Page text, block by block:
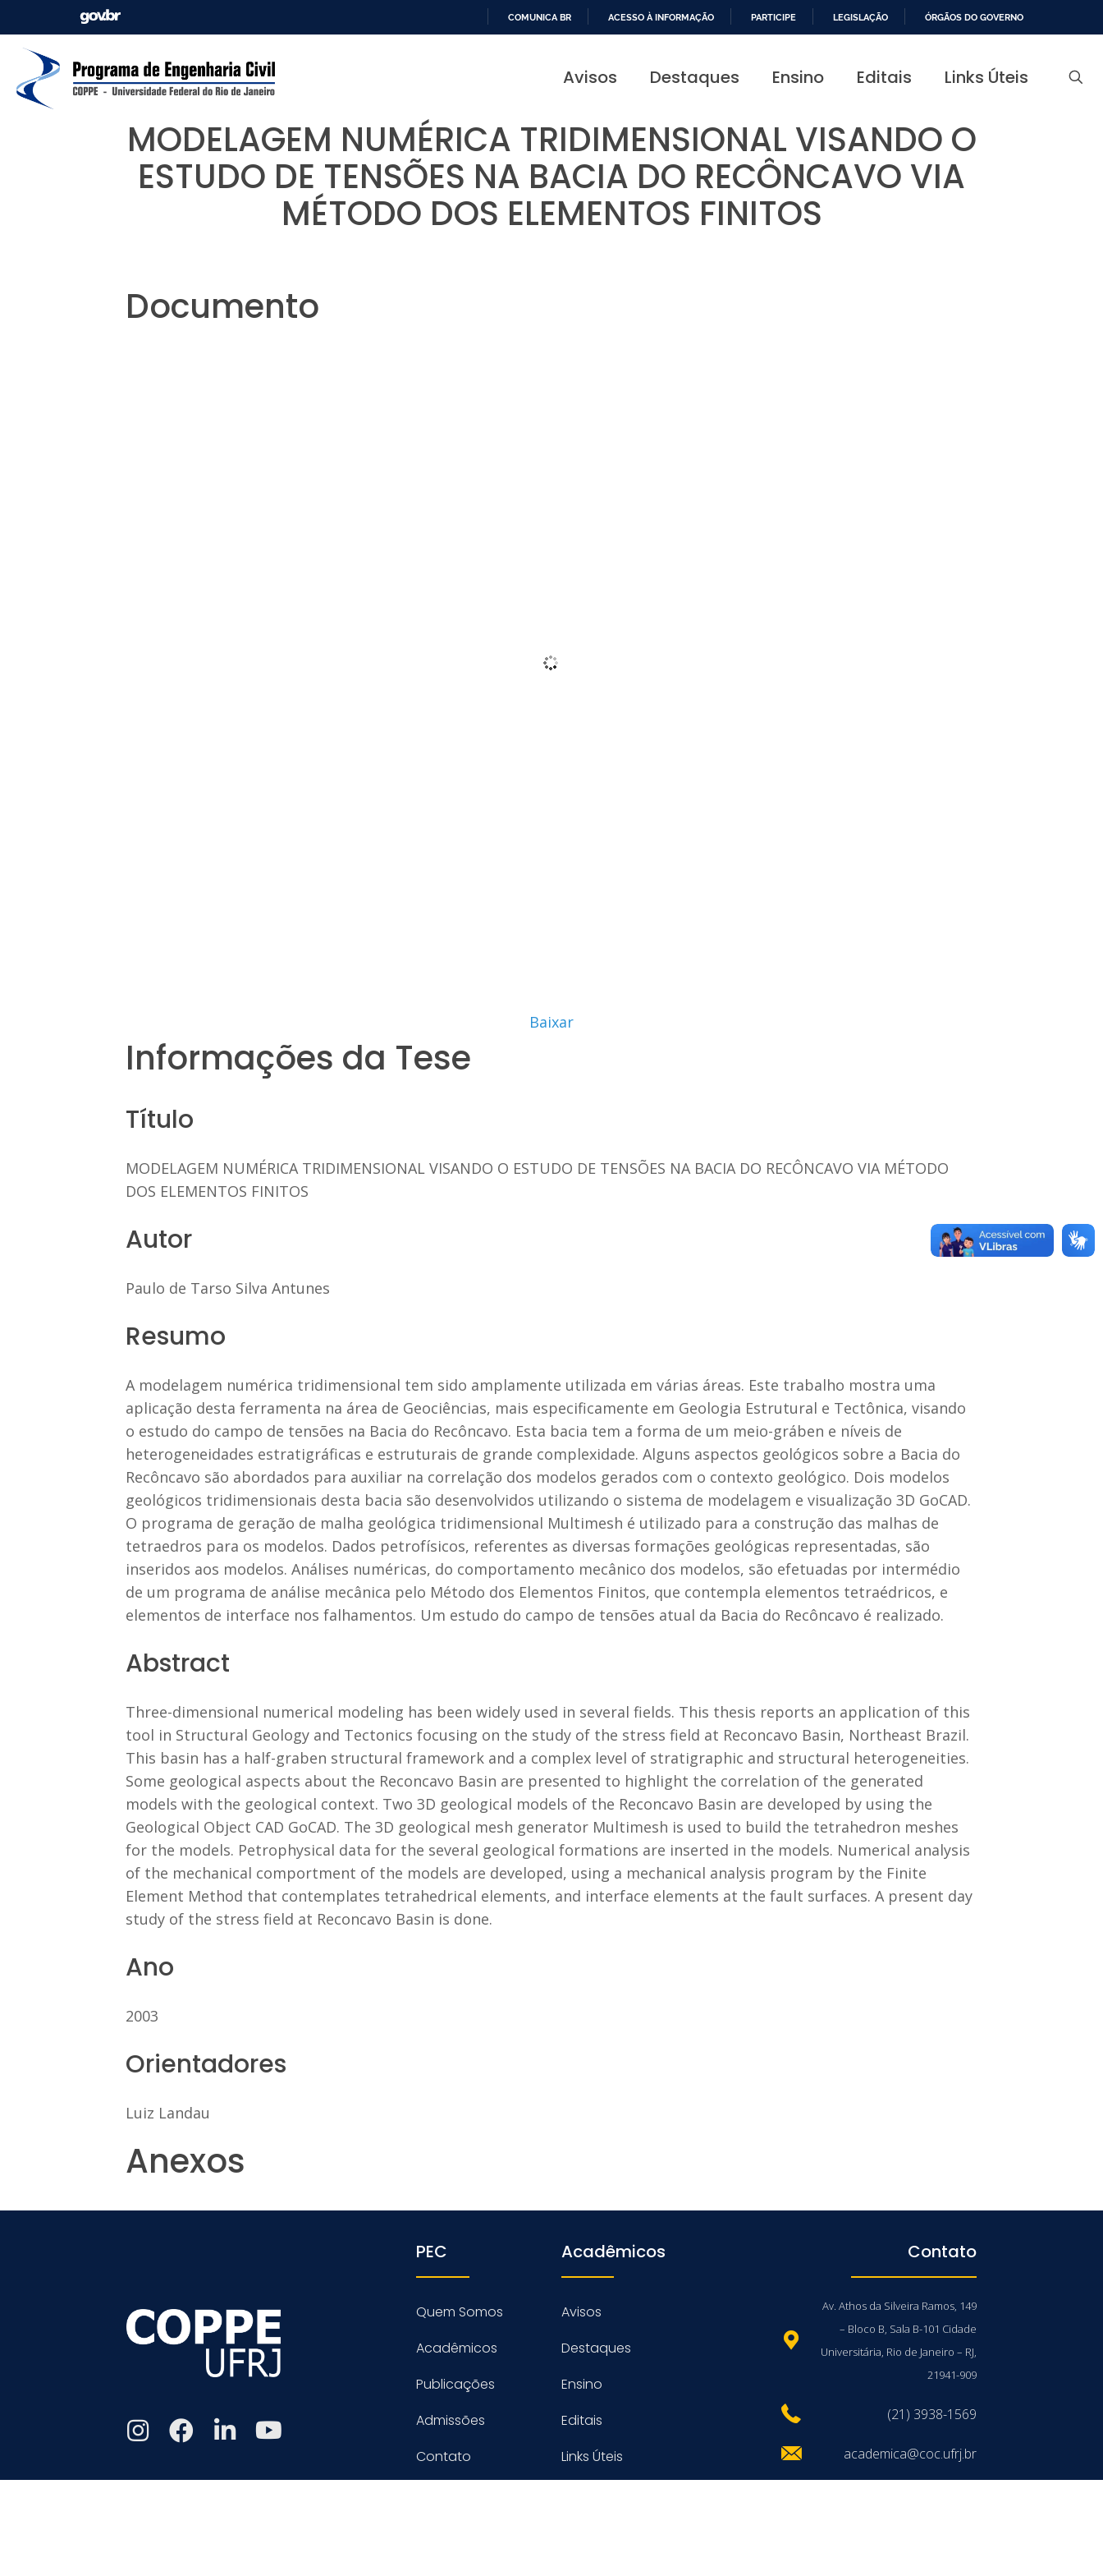
PARA
COMUNICA BR ACESSO À INFORMAÇÃO PARTICIPE LEGISLAÇÃO ÓRGÃOS DO GOVERNO
Avisos Destaques Ensino Editais Links Úteis
MODELAGEM NUMÉRICA TRIDIMENSIONAL VISANDO O
ESTUDO DE TENSÕES NA BACIA DO RECÔNCAVO VIA
MÉTODO DOS ELEMENTOS FINITOS
Documento
Baixar
Informações da Tese
Título
MODELAGEM NUMÉRICA TRIDIMENSIONAL VISANDO O ESTUDO DE TENSÕES NA BACIA DO RECÔNCAVO VIA MÉTODO
DOS ELEMENTOS FINITOS
Autor
Paulo de Tarso Silva Antunes
Resumo
A modelagem numérica tridimensional tem sido amplamente utilizada em várias áreas. Este trabalho mostra uma
aplicação desta ferramenta na área de Geociências, mais especificamente em Geologia Estrutural e Tectônica, visando
o estudo do campo de tensões na Bacia do Recôncavo. Esta bacia tem a forma de um meio-gráben e níveis de
heterogeneidades estratigráficas e estruturais de grande complexidade. Alguns aspectos geológicos sobre a Bacia do
Recôncavo são abordados para auxiliar na correlação dos modelos gerados com o contexto geológico. Dois modelos
geológicos tridimensionais desta bacia são desenvolvidos utilizando o sistema de modelagem e visualização 3D GoCAD.
O programa de geração de malha geológica tridimensional Multimesh é utilizado para a construção das malhas de
tetraedros para os modelos. Dados petrofísicos, referentes as diversas formações geológicas representadas, são
inseridos aos modelos. Análises numéricas, do comportamento mecânico dos modelos, são efetuadas por intermédio
de um programa de análise mecânica pelo Método dos Elementos Finitos, que contempla elementos tetraédricos, e
elementos de interface nos falhamentos. Um estudo do campo de tensões atual da Bacia do Recôncavo é realizado.
Abstract
Three-dimensional numerical modeling has been widely used in several fields. This thesis reports an application of this
tool in Structural Geology and Tectonics focusing on the study of the stress field at Reconcavo Basin, Northeast Brazil.
This basin has a half-graben structural framework and a complex level of stratigraphic and structural heterogeneities.
Some geological aspects about the Reconcavo Basin are presented to highlight the correlation of the generated
models with the geological context. Two 3D geological models of the Reconcavo Basin are developed by using the
Geological Object CAD GoCAD. The 3D geological mesh generator Multimesh is used to build the tetrahedron meshes
for the models. Petrophysical data for the several geological formations are inserted in the models. Numerical analysis
of the mechanical comportment of the models are developed, using a mechanical analysis program by the Finite
Element Method that contemplates tetrahedrical elements, and interface elements at the fault surfaces. A present day
study of the stress field at Reconcavo Basin is done.
Ano
2003
Orientadores
Luiz Landau
Anexos
PEC
Quem Somos
Acadêmicos
Publicações
Admissões
Contato
Acadêmicos
Avisos
Destaques
Ensino
Editais
Links Úteis
Contato
Av. Athos da Silveira Ramos, 149
– Bloco B, Sala B-101 Cidade
Universitária, Rio de Janeiro – RJ,
21941-909
(21) 3938-1569
academica@coc.ufrj.br